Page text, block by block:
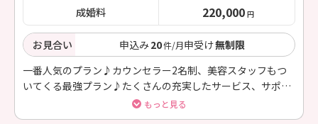
成婚料 220,000 円
お見合い 申込み20件/月申受け無制限
一番人気のプラン♪カウンセラー2名制、美容スタッフもつ
いてくる最強プラン♪たくさんの充実したサービス、サポー
もっと見る